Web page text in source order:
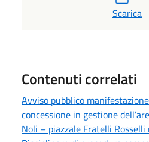
PDF
Scarica
Contenuti correlati
Avviso pubblico
concessione in gestione
Noli – piazzale Fratelli Rosselli